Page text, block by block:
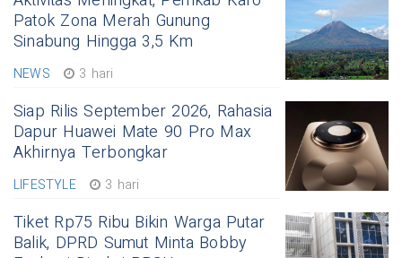
Patok Zona Merah Gunung
Sinabung Hingga 3,5 Km
NEWS 3 hari
Siap Rilis September 2026, Rahasia
Dapur Huawei Mate 90 Pro Max
Akhirnya Terbongkar
LIFESTYLE 3 hari
Tiket Rp75 Ribu Bikin Warga Putar
Balik, DPRD Sumut Minta Bobby